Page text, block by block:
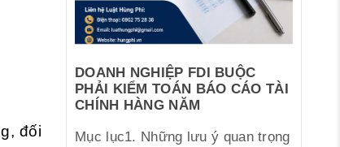
đối
DOANH NGHIỆP FDI BUỘC
PHẢI KIỂM TOÁN BÁO CÁO TÀI
CHÍNH HÀNG NĂM
Mục lục1. Những lưu ý quan trọng